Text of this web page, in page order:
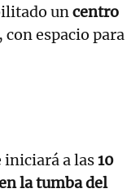
uncentro
con espacio para
iniciará a las10
la tumba del